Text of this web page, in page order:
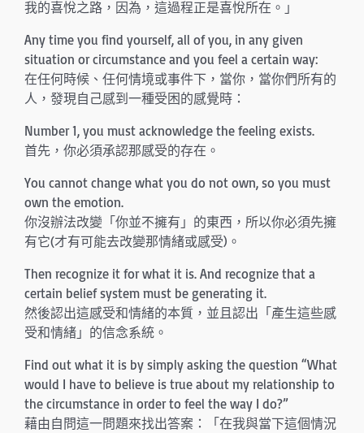
我的喜悅之路，因為，這過程正是喜悅所在。」
Any time you find yourself, all of you, in any given
situation or circumstance and you feel a certain way:
在任何時候、任何情境或事件下，當你，當你們所有的
人，發現自己感到一種受困的感覺時：
Number 1, you must acknowledge the feeling exists.
首先，你必須承認那感受的存在。
You cannot change what you do not own, so you must
own the emotion.
你沒辦法改變「你並不擁有」的東西，所以你必須先擁
有它(才有可能去改變那情緒或感受)。
Then recognize it for what it is. And recognize that a
certain belief system must be generating it.
然後認出這感受和情緒的本質，並且認出「產生這些感
受和情緒」的信念系統。
Find out what it is by simply asking the question “What
would I have to believe is true about my relationship to
the circumstance in order to feel the way I do?”
藉由自問這一問題來找出答案：「在我與當下這個情況